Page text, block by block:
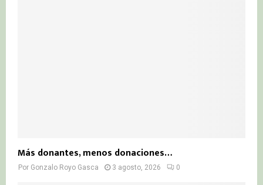
Más donantes, menos donaciones…
Por Gonzalo Royo Gasca 3 agosto, 2026 0